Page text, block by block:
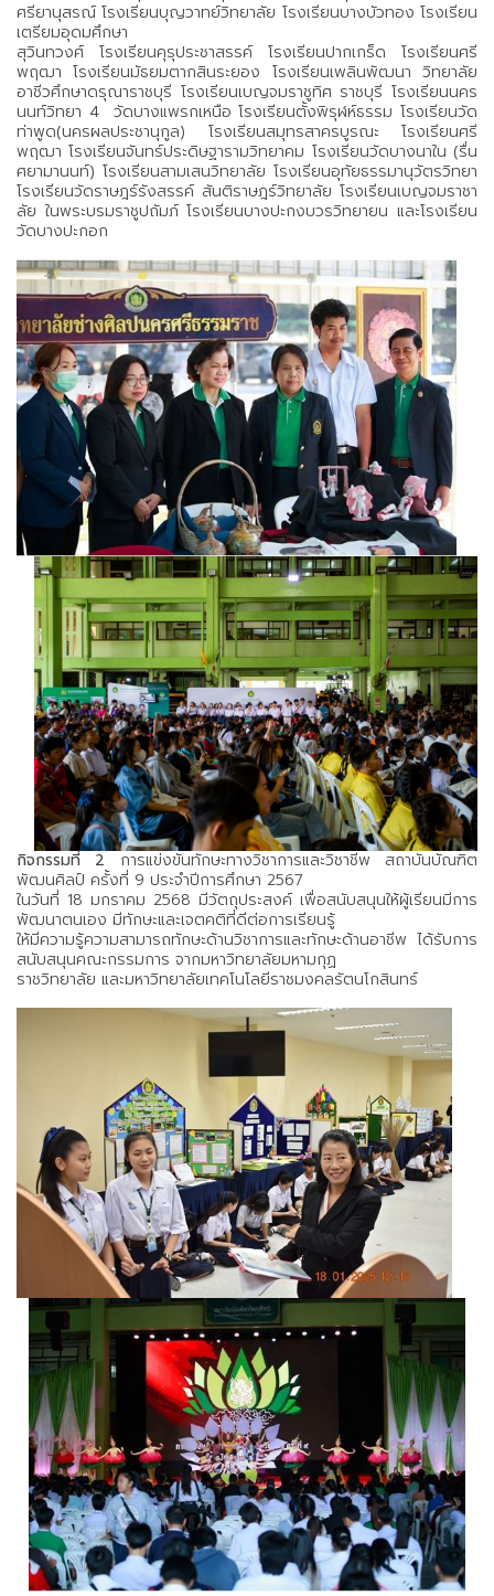
ศรียานุสรณ์ โรงเรียนบุญวาทย์วิทยาลัย โรงเรียนบางบัวทอง โรงเรียน
เตรียมอุดมศึกษา
สุวินทวงศ์ โรงเรียนคุรุประชาสรรค์ โรงเรียนปากเกร็ด โรงเรียนศรี
พฤฒา โรงเรียนมัธยมตากสินระยอง โรงเรียนเพลินพัฒนา วิทยาลัย
อาชีวศึกษาดรุณาราชบุรี โรงเรียนเบญจมราชูทิศ ราชบุรี โรงเรียนนคร
นนท์วิทยา 4 วัดบางแพรกเหนือ โรงเรียนตั้งพิรุฬห์ธรรม โรงเรียนวัด
ท่าพูด(นครผลประชานุกูล) โรงเรียนสมุทรสาครบูรณะ โรงเรียนศรี
พฤฒา โรงเรียนจันทร์ประดิษฐารามวิทยาคม โรงเรียนวัดบางนาใน (รื่น
ศยามานนท์) โรงเรียนสามเสนวิทยาลัย โรงเรียนอุทัยธรรมานุวัตรวิทยา
โรงเรียนวัดราษฎร์รังสรรค์ สันติราษฎร์วิทยาลัย โรงเรียนเบญจมราชา
ลัย ในพระบรมราชูปถัมภ์ โรงเรียนบางปะกงบวรวิทยายน และโรงเรียน
วัดบางปะกอก
กิจกรรมที่ 2 การแข่งขันทักษะทางวิชาการและวิชาชีพ สถาบันบัณฑิต
พัฒนศิลป์ ครั้งที่ 9 ประจำปีการศึกษา 2567
ในวันที่ 18 มกราคม 2568 มีวัตถุประสงค์ เพื่อสนับสนุนให้ผู้เรียนมีการ
พัฒนาตนเอง มีทักษะและเจตคติที่ดีต่อการเรียนรู้
ให้มีความรู้ความสามารถทักษะด้านวิชาการและทักษะด้านอาชีพ ได้รับการ
สนับสนุนคณะกรรมการ จากมหาวิทยาลัยมหามกุฏ
ราชวิทยาลัย และมหาวิทยาลัยเทคโนโลยีราชมงคลรัตนโกสินทร์